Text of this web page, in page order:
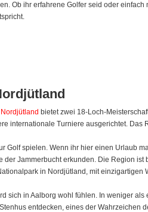
Ob ihr erfahrene Golfer seid oder
Nordjütland bietet zwei 18-Loch-
internationale Turniere ausgerichtet.
Golf spielen. Wenn ihr hier einen Urlaub
der Jammerbucht erkunden. Die Region
in Nordjütland, mit
sich in Aalborg wohl fühlen. In weniger
entdecken, eines der Wahrzeichen